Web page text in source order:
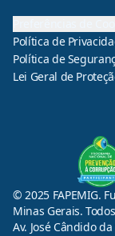
Política de
Política de
Lei Geral de
© 2025 FAPEMIG.
Minas Gerais.
Av. José Cândido